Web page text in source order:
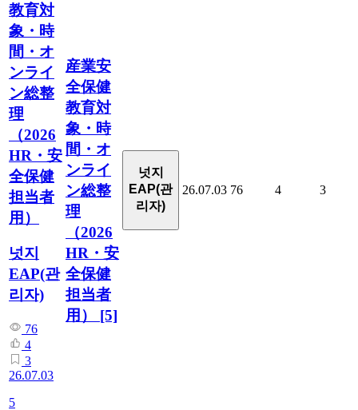
教育対
象・時
間・オ
ンライ
ン総整
理
（2026
HR・安
全保健
担当者
用）
넛지
EAP(관
리자)
76
4
3
26.07.03
5
産業安
全保健
教育対
象・時
間・オ
ンライ
ン総整
理
（2026
HR・安
全保健
担当者
用）
[5]
넛지
EAP(관
리자)
26.07.03 76 4 3